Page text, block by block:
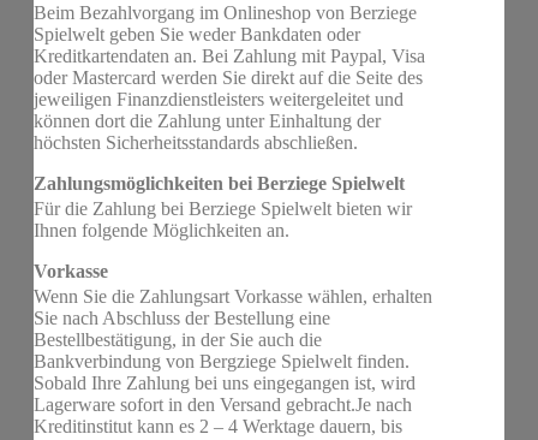
Beim Bezahlvorgang im Onlineshop von Berziege
Spielwelt geben Sie weder Bankdaten oder
Kreditkartendaten an. Bei Zahlung mit Paypal, Visa
oder Mastercard werden Sie direkt auf die Seite des
jeweiligen Finanzdienstleisters weitergeleitet und
können dort die Zahlung unter Einhaltung der
höchsten Sicherheitsstandards abschließen.
Zahlungsmöglichkeiten bei Berziege Spielwelt
Für die Zahlung bei Berziege Spielwelt bieten wir
Ihnen folgende Möglichkeiten an.
Vorkasse
Wenn Sie die Zahlungsart Vorkasse wählen, erhalten
Sie nach Abschluss der Bestellung eine
Bestellbestätigung, in der Sie auch die
Bankverbindung von Bergziege Spielwelt finden.
Sobald Ihre Zahlung bei uns eingegangen ist, wird
Lagerware sofort in den Versand gebracht.Je nach
Kreditinstitut kann es 2 – 4 Werktage dauern, bis